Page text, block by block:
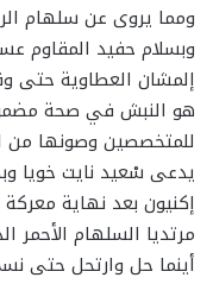
ومما يروى عن سلهام
وبسلام حفيد المقاوم
إلمشان العطاوية حتى
هو النبش في صحة
للمتخصصين وصونها من
يدعى سْعيد نايت خويا
إكنيون بعد نهاية
مرتديا السلهام الأحمر
أينما حل وارتحل حتى